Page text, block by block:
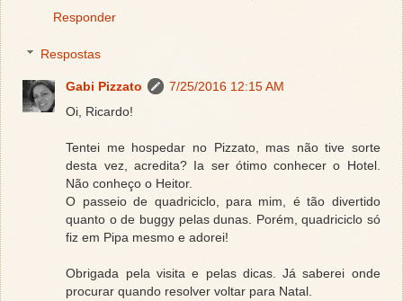
Responder
Respostas
Gabi Pizzato
7/25/2016 12:15 AM
Oi, Ricardo!
Tentei me hospedar no Pizzato, mas não tive sorte
desta vez, acredita? Ia ser ótimo conhecer o Hotel.
Não conheço o Heitor.
O passeio de quadriciclo, para mim, é tão divertido
quanto o de buggy pelas dunas. Porém, quadriciclo só
fiz em Pipa mesmo e adorei!
Obrigada pela visita e pelas dicas. Já saberei onde
procurar quando resolver voltar para Natal.